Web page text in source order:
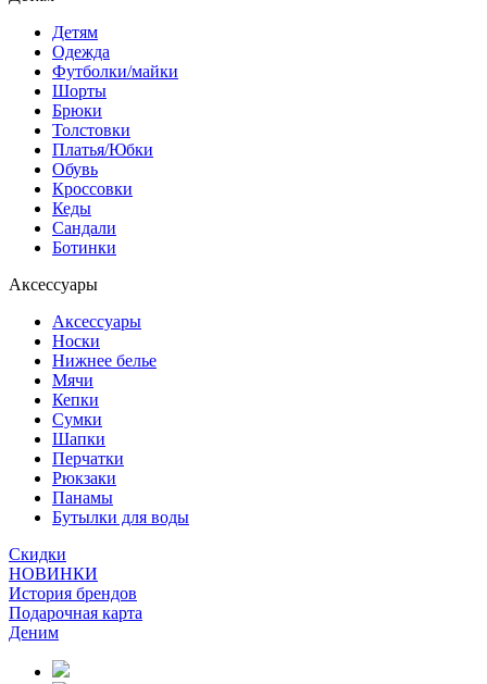
Детям
Одежда
Футболки/майки
Шорты
Брюки
Толстовки
Платья/Юбки
Обувь
Кроссовки
Кеды
Сандали
Ботинки
Аксессуары
Аксессуары
Носки
Нижнее белье
Мячи
Кепки
Сумки
Шапки
Перчатки
Рюкзаки
Панамы
Бутылки для воды
Скидки
НОВИНКИ
История брендов
Подарочная карта
Деним